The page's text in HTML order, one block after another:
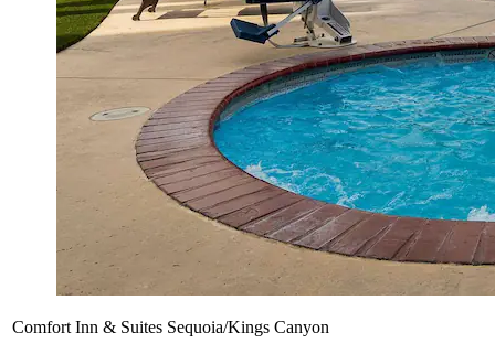
Comfort Inn & Suites Sequoia/Kings Canyon